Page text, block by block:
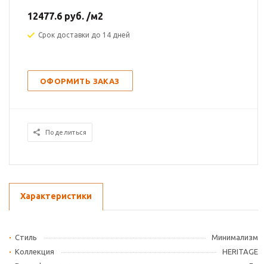
12477.6 руб. /м2
Срок доставки до 14 дней
ОФОРМИТЬ ЗАКАЗ
Поделиться
Характеристики
Стиль
Минимализм
Коллекция
HERITAGE